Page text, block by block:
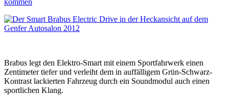
Brabus legt den Elektro-Smart mit einem Sportfahrwerk einen
Zentimeter tiefer und verleiht dem in auffälligem Grün-Schwarz-
Kontrast lackierten Fahrzeug durch ein Soundmodul auch einen
sportlichen Klang.